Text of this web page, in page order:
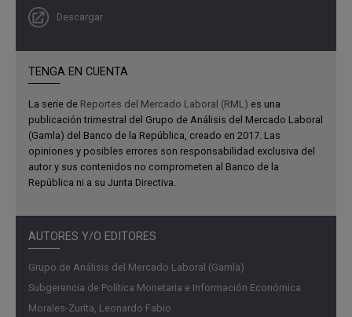
Descargar
TENGA EN CUENTA
La serie de Reportes del Mercado Laboral (RML) es una
publicación trimestral del Grupo de Análisis del Mercado Laboral
(Gamla) del Banco de la República, creado en 2017. Las
opiniones y posibles errores son responsabilidad exclusiva del
autor y sus contenidos no comprometen al Banco de la
República ni a su Junta Directiva.
AUTORES Y/O EDITORES
Grupo de Análisis del Mercado Laboral (Gamla)
Subgerencia de Política Monetaria e Información Económica
Morales-Zurita, Leonardo Fabio
República, que señala dos trimestres consecutivos de
retroceso de este indicador.
La dinámica reciente de la ocupación por dominios
(TD), la cual se mantiene estable en el agregado nacional,
dado que las contracciones en el área urbana han sido
compensadas por crecimientos en el área rural.
Indicadores que relacionan la TD y la tasa de vacantes,
como la curva de Beveridge, continúan mostrando un
equipo técnico del Banco de la República, consignadas en
el Informe de Política Monetaria de enero de 2023, los
pronósticos indican que la TD urbana tendría incrementos
a lo largo del año y que, en promedio, se ubicaría entre el